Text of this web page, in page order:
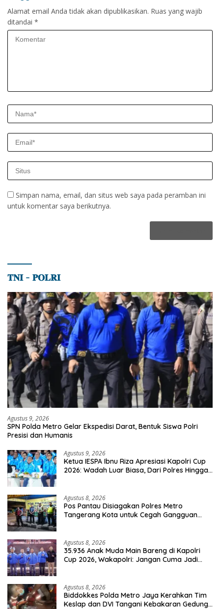
Alamat email Anda tidak akan dipublikasikan. Ruas yang wajib
ditandai *
Simpan nama, email, dan situs web saya pada peramban ini
untuk komentar saya berikutnya.
𝐓𝐍𝐈 – 𝐏𝐎𝐋𝐑𝐈
Agustus 9, 2026
SPN Polda Metro Gelar Ekspedisi Darat, Bentuk Siswa Polri
Presisi dan Humanis
Agustus 9, 2026
Ketua IESPA Ibnu Riza Apresiasi Kapolri Cup
2026: Wadah Luar Biasa, Dari Polres Hingga
Agustus 8, 2026
Pos Pantau Disiagakan Polres Metro
Tangerang Kota untuk Cegah Gangguan
Agustus 8, 2026
35.936 Anak Muda Main Bareng di Kapolri
Cup 2026, Wakapolri: Jangan Cuma Jadi
Agustus 8, 2026
Biddokkes Polda Metro Jaya Kerahkan Tim
Keslap dan DVI Tangani Kebakaran Gedung